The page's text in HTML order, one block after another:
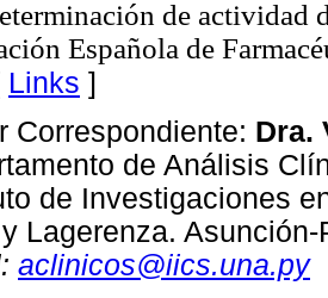
de actividad
Española de
Links ]
Correspondiente: Dra.
de Análisis
de Investigaciones
Lagerenza. Asunción-
aclinicos@iics.una.py